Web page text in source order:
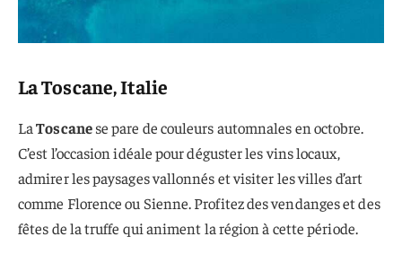
La Toscane, Italie
LaToscanese pare de couleurs automnales en octobre.
C’est l’occasion idéale pour déguster les vins locaux,
admirer les paysages vallonnés et visiter les villes d’art
comme Florence ou Sienne. Profitez des vendanges et des
fêtes de la truffe qui animent la région à cette période.